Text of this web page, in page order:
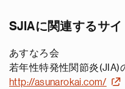
SJIAに関連するサイ
あすなろ会
若年性特発性関節炎(JIA)
http://asunarokai.com/